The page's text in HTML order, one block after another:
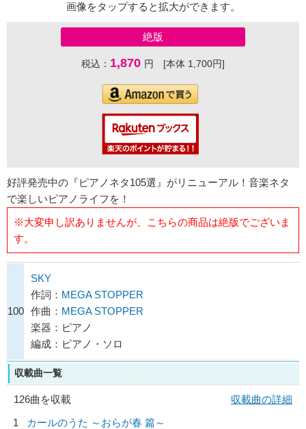
画像をタップすると拡大ができます。
絶版
税込： 1,870 円 [本体 1,700円]
好評発売中の『ピアノネタ105選』がリニューアル！音楽ネタ
で楽しいピアノライフを！
※大変申し訳ありませんが、こちらの商品は絶版でございま
す。
100
SKY
作詞： MEGA STOPPER
作曲： MEGA STOPPER
楽器：ピアノ
編成：ピアノ・ソロ
収載曲一覧
126曲を収載
収載曲の詳細
1
カールのうた ～おらが春 篇～